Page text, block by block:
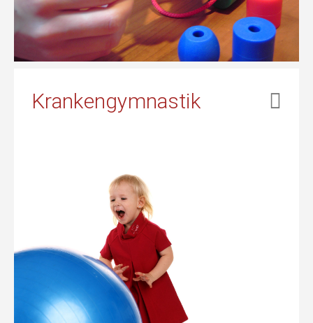
Krankengymnastik